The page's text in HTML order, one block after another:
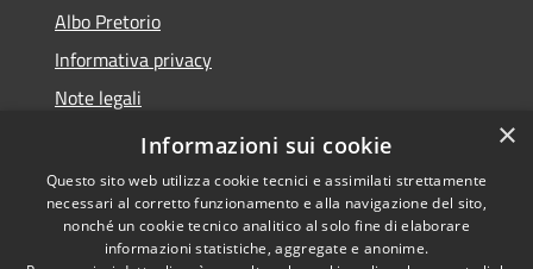
Albo Pretorio
Informativa privacy
Note legali
Dichiarazione di accessibilità
Copyright © 2026 • Comune di
×
Informazioni sui cookie
Questo sito web utilizza cookie tecnici e assimilati strettamente
necessari al corretto funzionamento e alla navigazione del sito,
nonché un cookie tecnico analitico al solo fine di elaborare
informazioni statistiche, aggregate e anonime.